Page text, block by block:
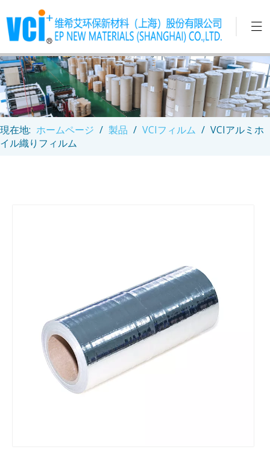
現在地: ホームページ / 製品 / VCIフィルム / VCIアルミホ
イル織りフィルム